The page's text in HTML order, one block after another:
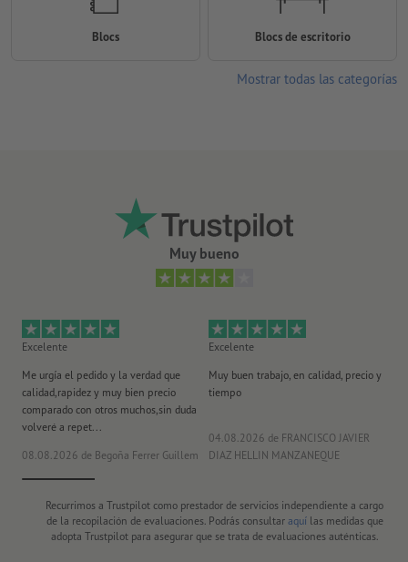
Muy bueno
Excelente
Me urgía el pedido y la verdad que
calidad,rapidez y muy bien precio
comparado con otros muchos,sin duda
volveré a repet...
08.08.2026 de Begoña Ferrer Guillem
Excelente
Muy buen trabajo, en calidad, precio y
tiempo
04.08.2026 de FRANCISCO JAVIER
DIAZ HELLIN MANZANEQUE
Recurrimos a Trustpilot como prestador de servicios independiente a cargo
de la recopilación de evaluaciones. Podrás consultar aquílas medidas que
adopta Trustpilot para asegurar que se trata de evaluaciones auténticas.
Blocs Blocs de escritorio
Mostrar todas las categorías